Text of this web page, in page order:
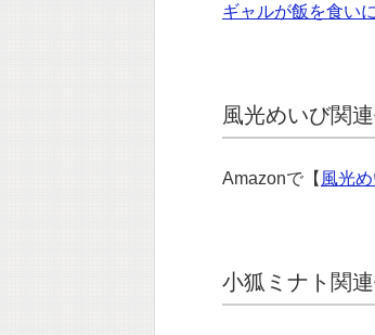
ギャルが飯を食い
風光めいび関
Amazonで【 風光
小狐ミナト関